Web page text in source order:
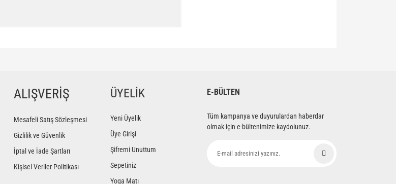
Yorum Yaz
ALIŞVERİŞ
Mesafeli Satış Sözleşmesi
Gizlilik ve Güvenlik
İptal ve İade Şartları
Kişisel Veriler Politikası
ÜYELİK
Yeni Üyelik
Üye Girişi
Şifremi Unuttum
Sepetiniz
Yoga Matı
E-BÜLTEN
Tüm kampanya ve duyurulardan haberdar
olmak için e-bültenimize kaydolunuz.